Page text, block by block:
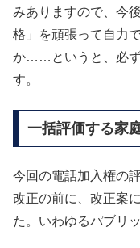
みありますので、今
格」を頑張って自力
か……というと、必ず
す。
一括評価する家
今回の電話加入権の
改正の前に、改正案
た。いわゆるパブリ